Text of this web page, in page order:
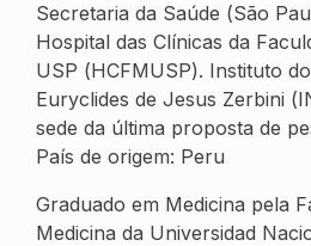
Secretaria da Saúde (São
Hospital das Clínicas da
USP (HCFMUSP). Instituto
Euryclides de Jesus Zerbini
sede da última proposta de
País de origem: Peru
Graduado em Medicina pela
Medicina da Universidad